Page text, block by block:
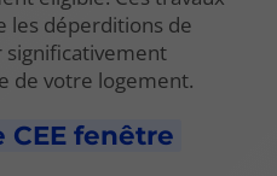
déperditions de
de votre logement.
CEE fenêtre